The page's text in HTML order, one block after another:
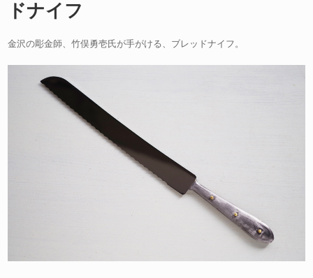
ドナイフ
金沢の彫金師、竹俣勇壱氏が手がける、ブレッドナイフ。